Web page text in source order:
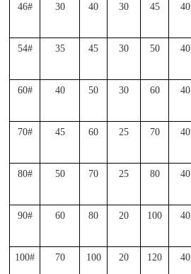
46# 30 40 30 45 40
54# 35 45 30 50 40
60# 40 50 30 60 40
70# 45 60 25 70 40
80# 50 70 25 80 40
90# 60 80 20 100 40
100# 70 100 20 120 40